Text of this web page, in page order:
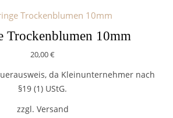
Trockenblumen 10mm
20,00€
da Kleinunternehmer nach
§19 (1) UStG.
zzgl. Versand